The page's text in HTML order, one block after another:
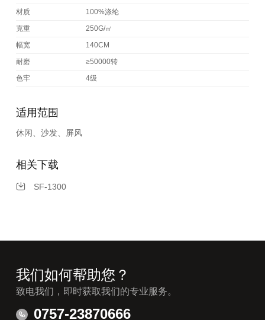
材质
100%涤纶
克重
250G/㎡
幅宽
140CM
耐磨
≥50000转
色牢
4级
适用范围
休闲、沙发、屏风
相关下载
SF-1300
我们如何帮助您？
致电我们，即时获取我们的专业服务。
0757-23870666